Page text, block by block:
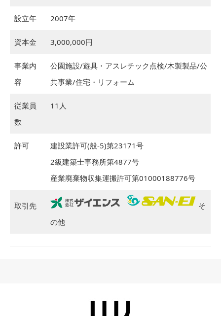
設立年 2007年
資本金 3,000,000円
事業内
容
公園施設/遊具・アスレチック点検/木製製品/公
共事業/住宅・リフォーム
従業員
数
11人
許可
建設業許可(般-5)第23171号
2級建築士事務所第4877号​
産業廃棄物収集運搬許可第01000188776号
取引先
そ
の他